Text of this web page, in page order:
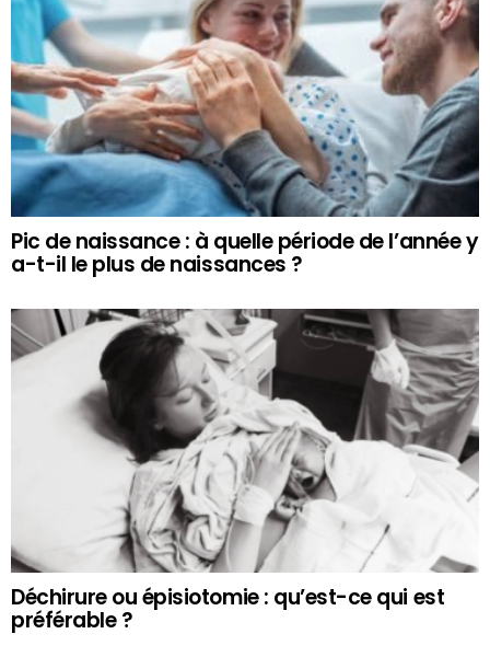
Pic de naissance : à quelle période de l’année y
a-t-il le plus de naissances ?
Déchirure ou épisiotomie : qu’est-ce qui est
préférable ?